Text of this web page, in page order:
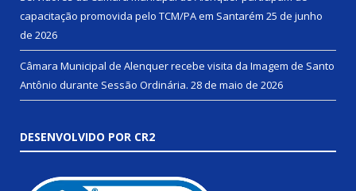
capacitação promovida pelo TCM/PA em Santarém 25 de junho
de 2026
Câmara Municipal de Alenquer recebe visita da Imagem de Santo
Antônio durante Sessão Ordinária. 28 de maio de 2026
DESENVOLVIDO POR CR2